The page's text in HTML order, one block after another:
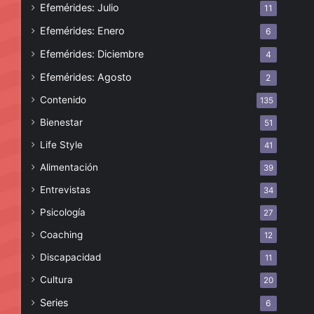
Efemérides: Julio 11
Efemérides: Enero 6
Efemérides: Diciembre 4
Efemérides: Agosto 2
Contenido 135
Bienestar 51
Life Style 41
Alimentación 39
Entrevistas 34
Psicología 27
Coaching 12
Discapacidad 11
Cultura 20
Series 6